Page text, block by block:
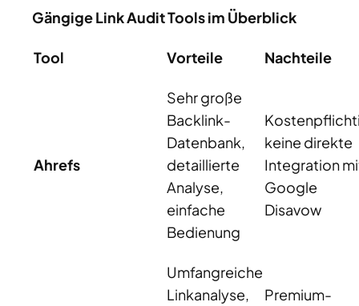
Gängige Link Audit Tools im Überblick
Tool Vorteile Nachteile
Ahrefs
Sehr große
Backlink-
Datenbank,
detaillierte
Analyse,
einfache
Bedienung
keine direkte
Integration
Google
Disavow
Umfangreiche
Linkanalyse,
Premium-